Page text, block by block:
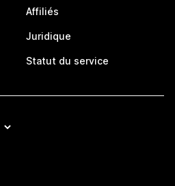
Affiliés
Juridique
Statut du service